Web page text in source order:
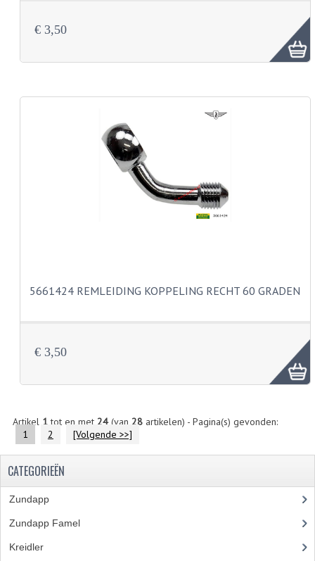
FOLDERS EN ONDERDELENBOEKEN
MODELOVERZICHTEN PER JAAR
€ 3,50
5661424 REMLEIDING KOPPELING RECHT 60 GRADEN
€ 3,50
Artikel 1tot en met 24(van 28artikelen) - Pagina(s) gevonden:
1
2 [Volgende >>]
CATEGORIEËN
Zundapp
Zundapp Famel
Kreidler